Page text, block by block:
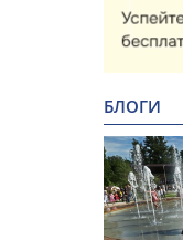
БЛОГИ